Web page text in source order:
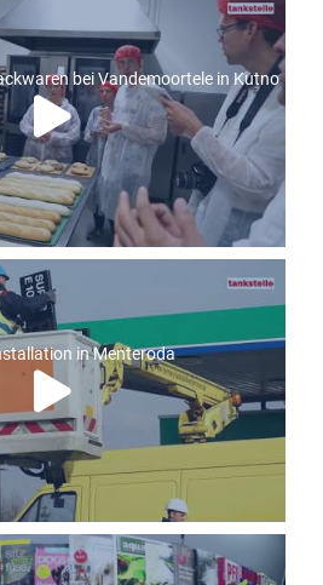
bei Vandemoortele in Kutno
in Menteroda